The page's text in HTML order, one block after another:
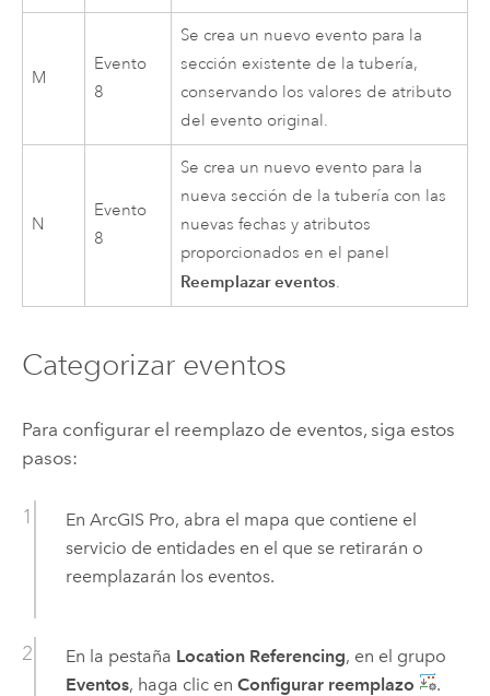
M
Evento
8
Se crea un nuevo evento para la
sección existente de la tubería,
conservando los valores de atributo
del evento original.
N
Evento
8
Se crea un nuevo evento para la
nueva sección de la tubería con las
nuevas fechas y atributos
proporcionados en el panel
Reemplazar eventos.
Categorizar eventos
Para configurar el reemplazo de eventos, siga estos
pasos:
En ArcGIS Pro, abra el mapa que contiene el
servicio de entidades en el que se retirarán o
reemplazarán los eventos.
En la pestaña Location Referencing, en el grupo
Eventos, haga clic en Configurar reemplazo .